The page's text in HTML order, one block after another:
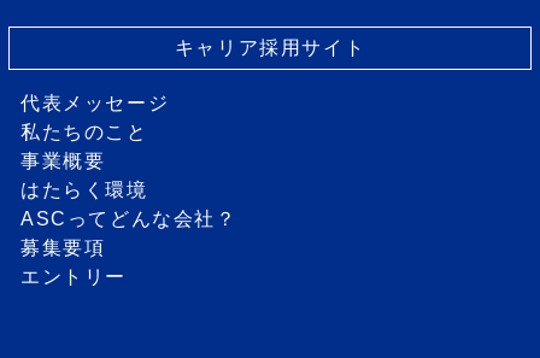
キャリア採用サイト
代表メッセージ
私たちのこと
事業概要
はたらく環境
ASCってどんな会社？
募集要項
エントリー